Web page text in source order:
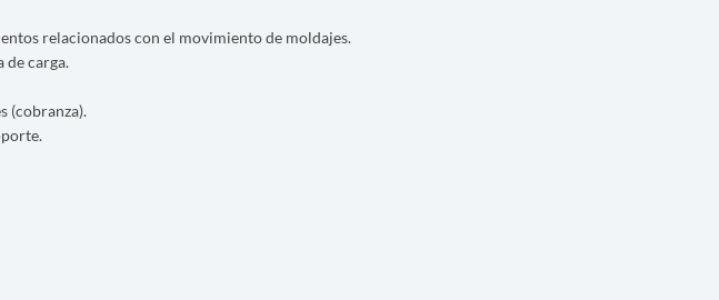
relacionados con el movimiento de moldajes.
de carga.
(cobranza).